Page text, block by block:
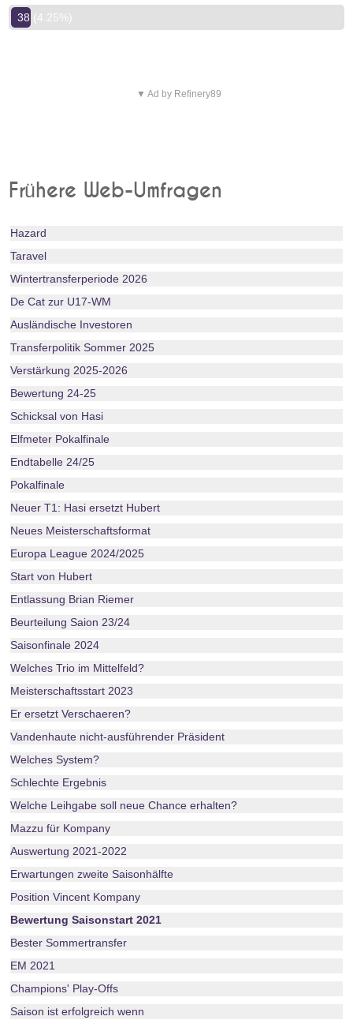
38 (4.25%)
▼ Ad by Refinery89
Frühere Web-Umfragen
Hazard
Taravel
Wintertransferperiode 2026
De Cat zur U17-WM
Ausländische Investoren
Transferpolitik Sommer 2025
Verstärkung 2025-2026
Bewertung 24-25
Schicksal von Hasi
Elfmeter Pokalfinale
Endtabelle 24/25
Pokalfinale
Neuer T1: Hasi ersetzt Hubert
Neues Meisterschaftsformat
Europa League 2024/2025
Start von Hubert
Entlassung Brian Riemer
Beurteilung Saion 23/24
Saisonfinale 2024
Welches Trio im Mittelfeld?
Meisterschaftsstart 2023
Er ersetzt Verschaeren?
Vandenhaute nicht-ausführender Präsident
Welches System?
Schlechte Ergebnis
Welche Leihgabe soll neue Chance erhalten?
Mazzu für Kompany
Auswertung 2021-2022
Erwartungen zweite Saisonhälfte
Position Vincent Kompany
Bewertung Saisonstart 2021
Bester Sommertransfer
EM 2021
Champions' Play-Offs
Saison ist erfolgreich wenn